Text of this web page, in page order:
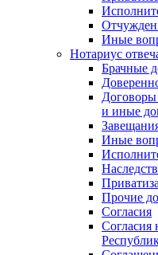
Иные
Нотариус
Брачные
и иные
Иные
Прочие
Согласия
Согласия